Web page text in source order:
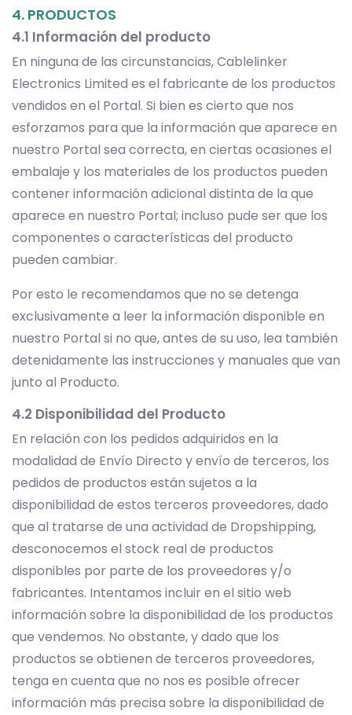
4. PRODUCTOS
4.1 Información del producto
En ninguna de las circunstancias, Cablelinker
Electronics Limited es el fabricante de los productos
vendidos en el Portal. Si bien es cierto que nos
esforzamos para que la información que aparece en
nuestro Portal sea correcta, en ciertas ocasiones el
embalaje y los materiales de los productos pueden
contener información adicional distinta de la que
aparece en nuestro Portal; incluso pude ser que los
componentes o características del producto
pueden cambiar.
Por esto le recomendamos que no se detenga
exclusivamente a leer la información disponible en
nuestro Portal si no que, antes de su uso, lea también
detenidamente las instrucciones y manuales que van
junto al Producto.
4.2 Disponibilidad del Producto
En relación con los pedidos adquiridos en la
modalidad de Envío Directo y envío de terceros, los
pedidos de productos están sujetos a la
disponibilidad de estos terceros proveedores, dado
que al tratarse de una actividad de Dropshipping,
desconocemos el stock real de productos
disponibles por parte de los proveedores y/o
fabricantes. Intentamos incluir en el sitio web
información sobre la disponibilidad de los productos
que vendemos. No obstante, y dado que los
productos se obtienen de terceros proveedores,
tenga en cuenta que no nos es posible ofrecer
información más precisa sobre la disponibilidad de